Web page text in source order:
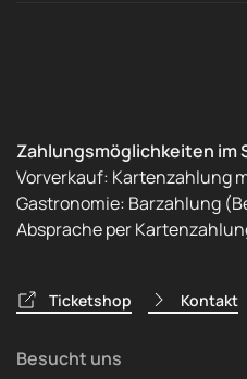
Zahlungsmöglichkeiten im
Vorverkauf: Kartenzahlung
Gastronomie: Barzahlung
Absprache per
Ticketshop Kontakt
Besucht uns